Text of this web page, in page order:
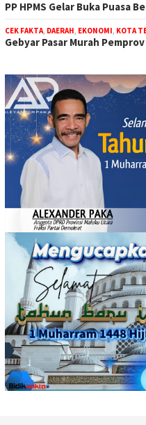
PP HPMS Gelar Buka Puasa
CEK FAKTA, DAERAH, EKONOMI, KOTA
Gebyar Pasar Murah